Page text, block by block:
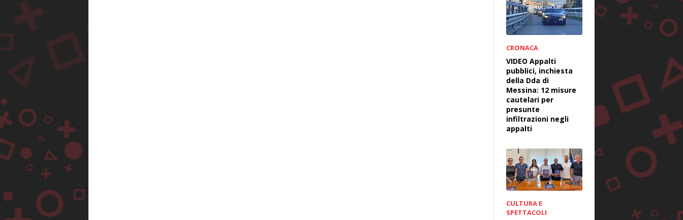
CRONACA
VIDEO Appalti
pubblici, inchiesta
della Dda di
Messina: 12 misure
cautelari per
presunte
infiltrazioni negli
appalti
CULTURA E
SPETTACOLI